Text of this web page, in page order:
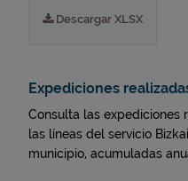
Descargar XLSX
Expediciones
Consulta las expediciones
las líneas del servicio
municipio, acumuladas